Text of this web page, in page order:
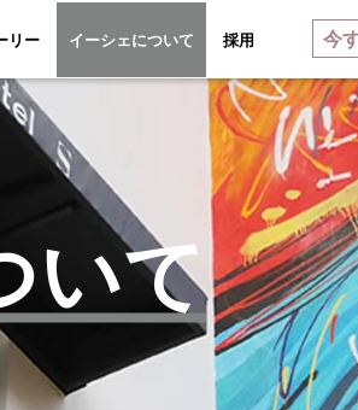
リー イーシェについて 採用 今
ブランドストーリー イーシェ
いて